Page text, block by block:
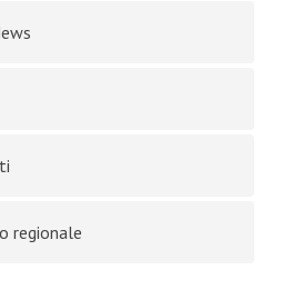
regionale